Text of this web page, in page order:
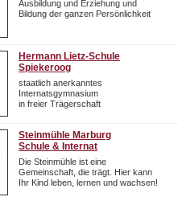
Ausbildung und Erziehung und
Bildung der ganzen Persönlichkeit
Hermann Lietz-Schule
Spiekeroog
staatlich anerkanntes
Internatsgymnasium
in freier Trägerschaft
Steinmühle Marburg
Schule & Internat
Die Steinmühle ist eine
Gemeinschaft, die trägt. Hier kann
Ihr Kind leben, lernen und wachsen!